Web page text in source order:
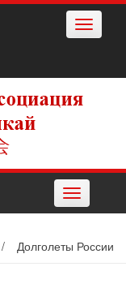
Toggle
Toggle
navigation
/ Долголеты России